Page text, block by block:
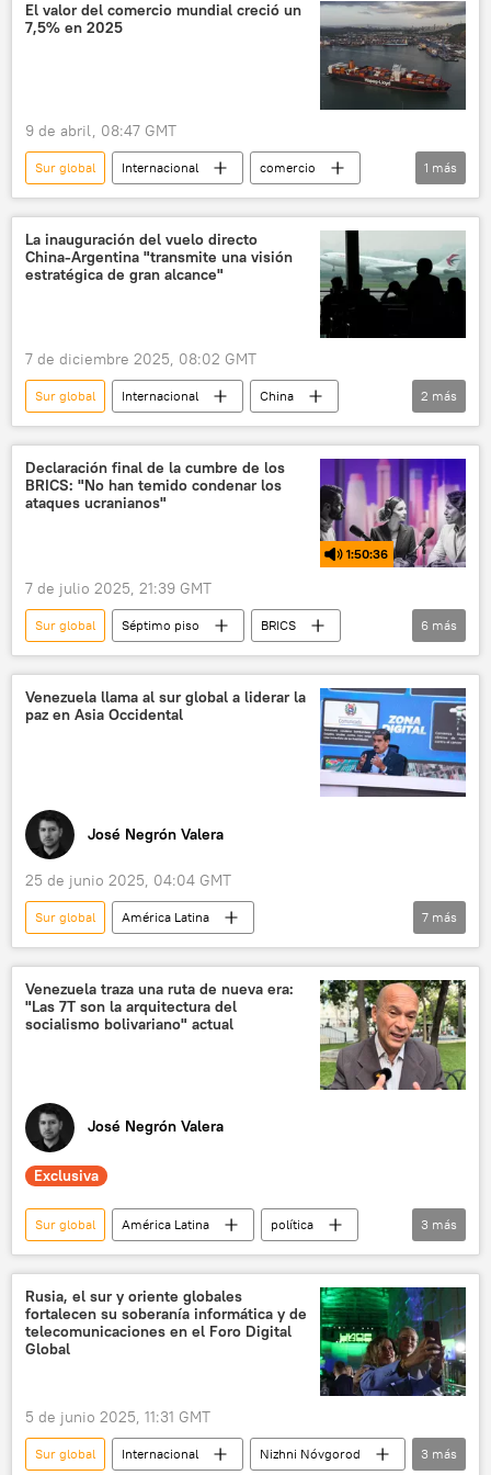
seguridad
política
El valor del comercio mundial creció un
7,5% en 2025
9 de abril, 08:47 GMT
Sur global Internacional
comercio
Conferencia de las Naciones Unidas sobre Comercio y Desarrollo (UNCTAD)
1 más
La inauguración del vuelo directo
China-Argentina "transmite una visión
estratégica de gran alcance"
7 de diciembre 2025, 08:02 GMT
Sur global Internacional
China
Argentina
Global Times
2 más
Declaración final de la cumbre de los
BRICS: "No han temido condenar los
ataques ucranianos"
1:50:36
7 de julio 2025, 21:39 GMT
Sur global Séptimo piso
BRICS
política
Luiz Inacio Lula da Silva
Donald Trump
Irán
Ucrania
Israel
6 más
Venezuela llama al sur global a liderar la
paz en Asia Occidental
José Negrón Valera
25 de junio 2025, 04:04 GMT
Sur global
América Latina
Nicolás Maduro
seguridad
política
Venezuela
Irán EEUU
ONU
💬 Opinión y Análisis
7 más
Venezuela traza una ruta de nueva era:
"Las 7T son la arquitectura del
socialismo bolivariano" actual
José Negrón Valera
Exclusiva
Sur global América Latina
política
Nicolás Maduro
Venezuela
💬 Entrevistas
3 más
Rusia, el sur y oriente globales
fortalecen su soberanía informática y de
telecomunicaciones en el Foro Digital
Global
5 de junio 2025, 11:31 GMT
Sur global Internacional Nizhni Nóvgorod 3 más